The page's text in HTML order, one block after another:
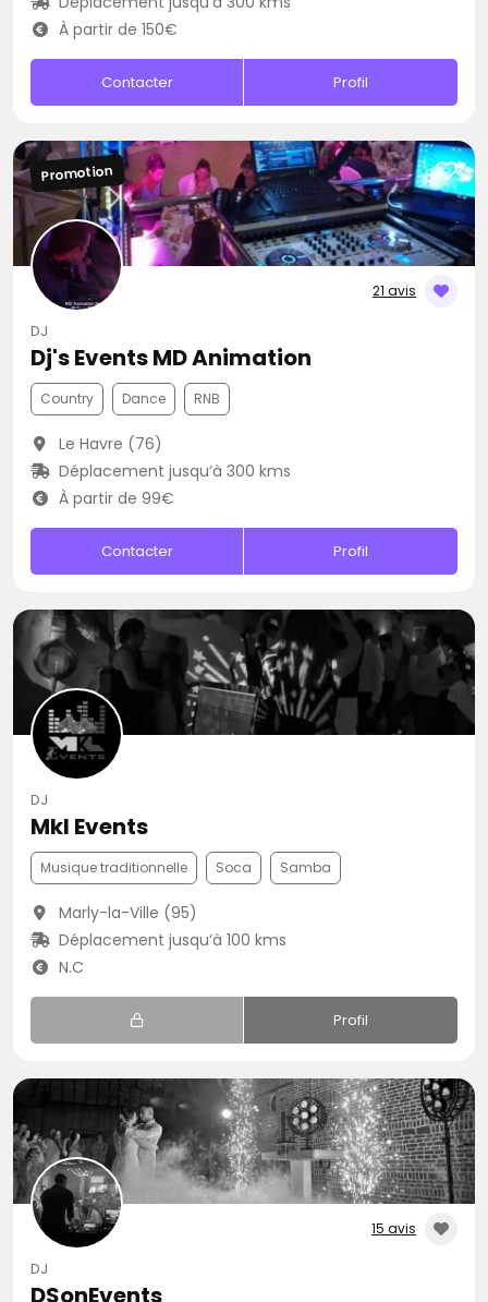
À partir de 150€
Contacter Profil
21 avis
Promotion
DJ
Dj's Events MD Animation
Country Dance RNB
Le Havre (76)
Déplacement jusqu’à 300 kms
À partir de 99€
Contacter Profil
DJ
Mkl Events
Musique traditionnelle Soca Samba
Marly-la-Ville (95)
Déplacement jusqu’à 100 kms
N.C
Profil
15 avis
DJ
DSonEvents